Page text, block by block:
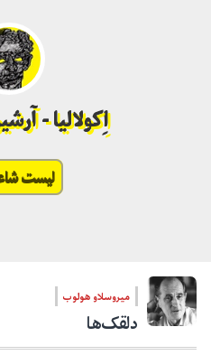
اِکولالیا -
لیست
میروسلاو هولوب
دلقک‌ها